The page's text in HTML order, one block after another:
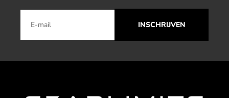
INSCHRIJVEN